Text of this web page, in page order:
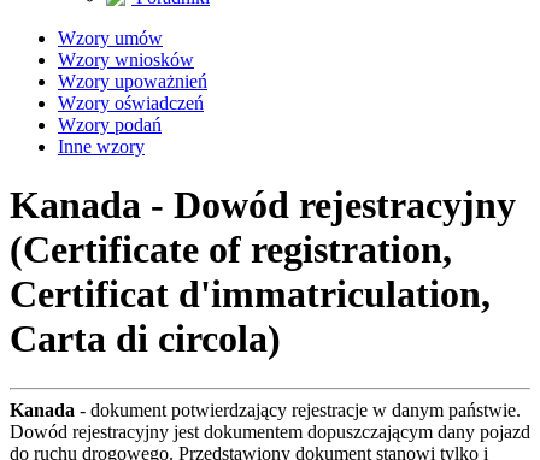
Wzory umów
Wzory wniosków
Wzory upoważnień
Wzory oświadczeń
Wzory podań
Inne wzory
Kanada - Dowód rejestracyjny
(Certificate of registration,
Certificat d'immatriculation,
Carta di circola)
Kanada - dokument potwierdzający rejestracje w danym państwie.
Dowód rejestracyjny jest dokumentem dopuszczającym dany pojazd
do ruchu drogowego. Przedstawiony dokument stanowi tylko i